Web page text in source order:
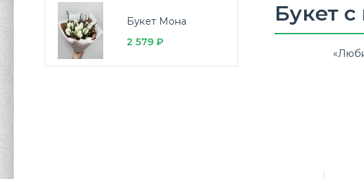
Букет Мона
2 579 ₽
Букет